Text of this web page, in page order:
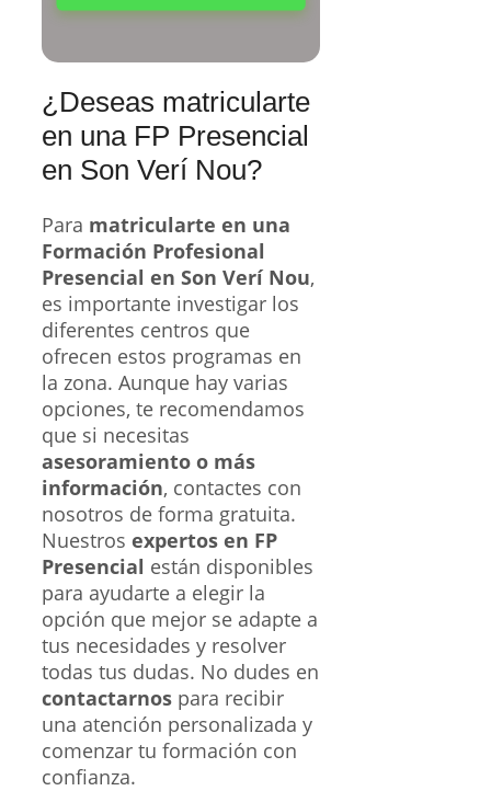
¿Deseas matricularte
en una FP Presencial
en Son Verí Nou?
Para matricularte en una
Formación Profesional
Presencial en Son Verí Nou,
es importante investigar los
diferentes centros que
ofrecen estos programas en
la zona. Aunque hay varias
opciones, te recomendamos
que si necesitas
asesoramiento o más
información, contactes con
nosotros de forma gratuita.
Nuestros expertos en FP
Presencial están disponibles
para ayudarte a elegir la
opción que mejor se adapte a
tus necesidades y resolver
todas tus dudas. No dudes en
contactarnos para recibir
una atención personalizada y
comenzar tu formación con
confianza.